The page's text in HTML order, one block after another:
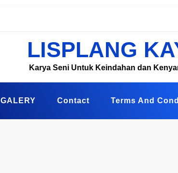
LISPLANG
Karya Seni Untuk Keindahan dan
GALERY Contact Terms And